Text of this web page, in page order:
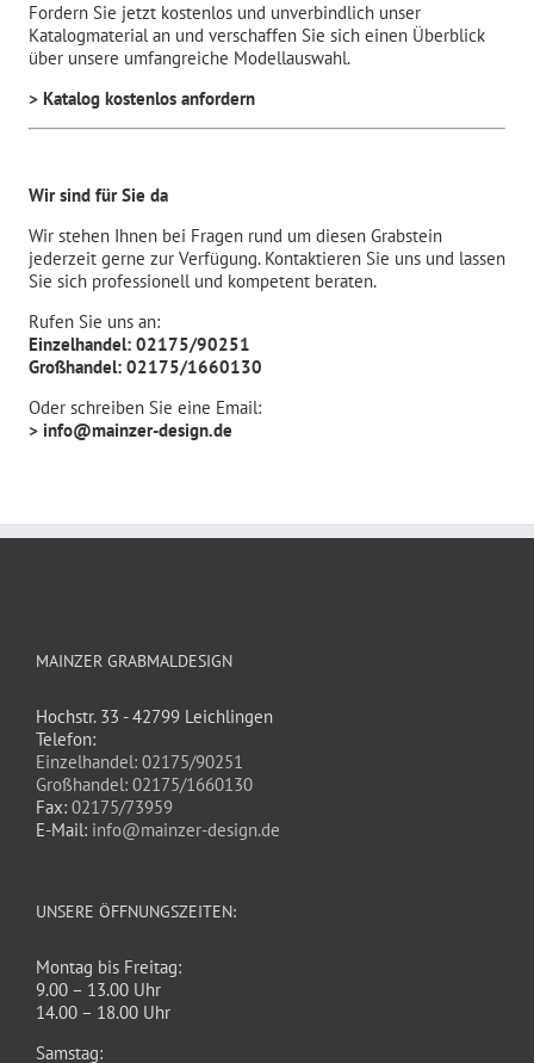
Fordern Sie jetzt kostenlos und unverbindlich unser
Katalogmaterial an und verschaffen Sie sich einen Überblick
über unsere umfangreiche Modellauswahl.
> Katalog kostenlos anfordern
Wir sind für Sie da
Wir stehen Ihnen bei Fragen rund um diesen Grabstein
jederzeit gerne zur Verfügung. Kontaktieren Sie uns und lassen
Sie sich professionell und kompetent beraten.
Rufen Sie uns an:
Einzelhandel: 02175/90251
Großhandel: 02175/1660130
Oder schreiben Sie eine Email:
> info@mainzer-design.de
MAINZER GRABMALDESIGN
Hochstr. 33 - 42799 Leichlingen
Telefon:
Einzelhandel: 02175/90251
Großhandel: 02175/1660130
Fax: 02175/73959
E-Mail: info@mainzer-design.de
UNSERE ÖFFNUNGSZEITEN:
Montag bis Freitag:
9.00 – 13.00 Uhr
14.00 – 18.00 Uhr
Samstag: